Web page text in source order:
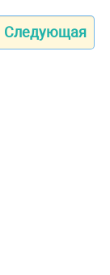
Следующая